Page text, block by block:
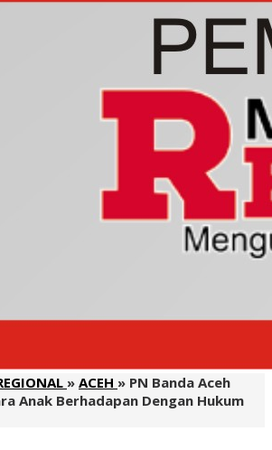
» ACEH » PN Banda Aceh
Anak Berhadapan Dengan Hukum